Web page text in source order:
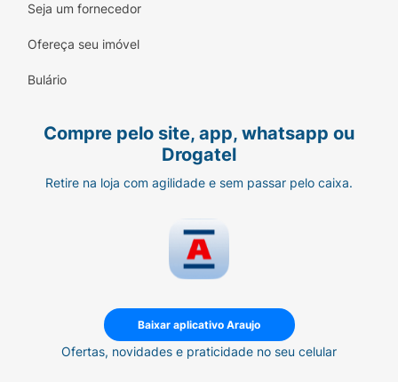
Seja um fornecedor
Ofereça seu imóvel
Bulário
Compre pelo site, app, whatsapp ou
Drogatel
Retire na loja com agilidade e sem passar pelo caixa.
Baixar aplicativo Araujo
Ofertas, novidades e praticidade no seu celular